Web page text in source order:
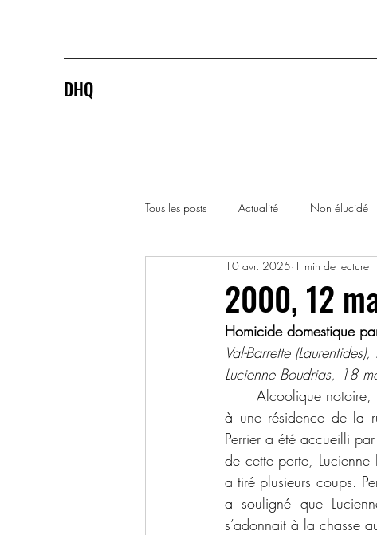
DHQ
Tous les posts Actualité Non élucidé
1920-1929 1930-1939
1990-1999 2000-2009
2000, 12
10 avr. 2025 1 min de lecture
Homicide domestique
Val-Barrette
Lucienne Boudrias, 18
	Alcoolique notoire, Raymond Perrier a été tué le 12 mai 2000 au moment où il se présentait
à une résidence de la
Perrier a été accueilli
de cette porte,
a tiré plusieurs coups.
a souligné que
s’adonnait à la chasse